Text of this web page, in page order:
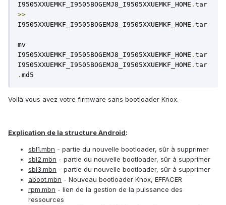
I9505XXUEMKF_I9505BOGEMJ8_I9505XXUEMKF_HOME .
>>
I9505XXUEMKF_I9505BOGEMJ8_I9505XXUEMKF_HOME . tar
mv
I9505XXUEMKF_I9505BOGEMJ8_I9505XXUEMKF_HOME . tar
I9505XXUEMKF_I9505BOGEMJ8_I9505XXUEMKF_HOME . tar
. md5
Voilà vous avez votre firmware sans bootloader Knox.
Explication de la structure Android:
sbl1.mbn - partie du nouvelle bootloader, sûr à supprimer
sbl2.mbn - partie du nouvelle bootloader, sûr à supprimer
sbl3.mbn - partie du nouvelle bootloader, sûr à supprimer
aboot.mbn - Nouveau bootloader Knox, EFFACER
rpm.mbn - lien de la gestion de la puissance des
ressources